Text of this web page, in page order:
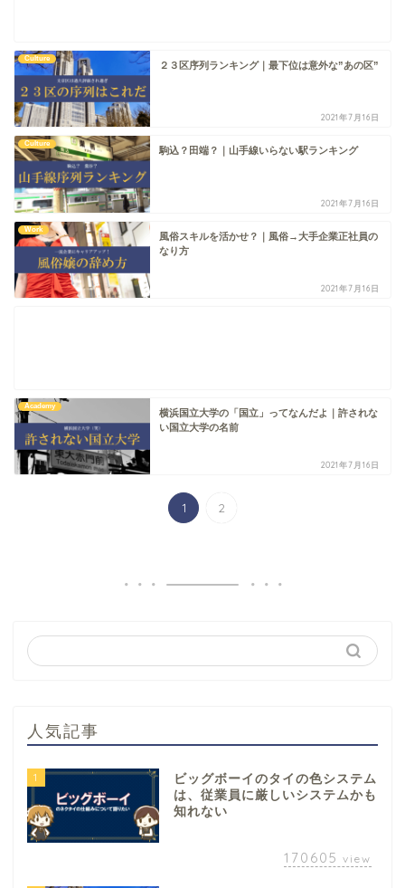
Culture
２３区序列ランキング｜最下位は意外な”あの区”
2021年7月16日
Culture
駒込？田端？｜山手線いらない駅ランキング
2021年7月16日
Work
風俗スキルを活かせ？｜風俗→大手企業正社員の
なり方
2021年7月16日
Academy
横浜国立大学の「国立」ってなんだよ｜許されな
い国立大学の名前
2021年7月16日
1 2
人気記事
1
ビッグボーイのタイの色システム
は、従業員に厳しいシステムかも
知れない
170605 view